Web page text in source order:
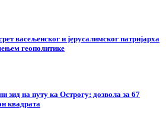
васељенског и јерусалимског патријарха
геополитике
зид на путу ка Острогу: дозвола за 67
квадрата